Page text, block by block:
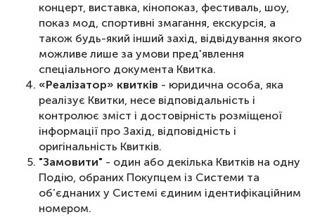
концерт, виставка, кінопоказ, фестиваль, шоу,
показ мод, спортивні змагання, екскурсія, а
також будь-який інший захід, відвідування якого
можливе лише за умови пред'явлення
спеціального документа Квитка.
«Реалізатор» квитків - юридична особа, яка
реалізує Квитки, несе відповідальність і
контролює зміст і достовірність розміщеної
інформації про Захід, відповідність і
оригінальність Квитків.
"Замовити" - один або декілька Квитків на одну
Подію, обраних Покупцем із Системи та
об’єднаних у Системі єдиним ідентифікаційним
номером.